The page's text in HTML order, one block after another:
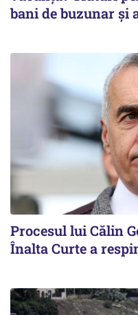
bani de buzunar și
Procesul lui Călin
Înalta Curte a